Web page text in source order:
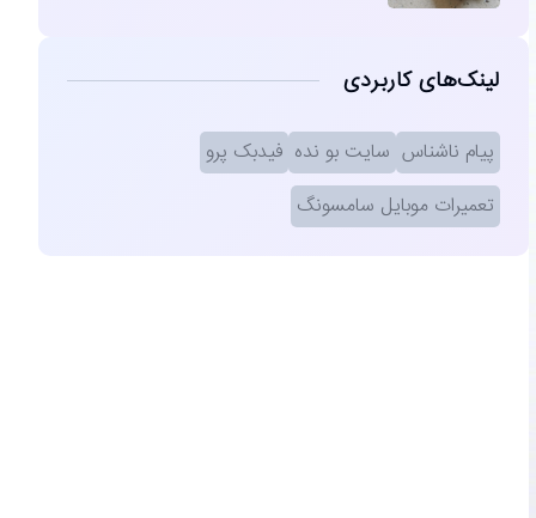
لینک‌های کاربردی
پیام ناشناس سایت بو نده فیدبک پرو
تعمیرات موبایل سامسونگ